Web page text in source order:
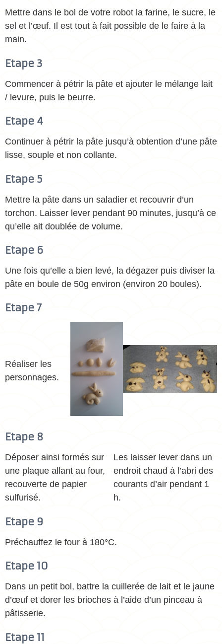
Mettre dans le bol de votre robot la farine, le sucre, le
sel et l’œuf. Il est tout à fait possible de le faire à la
main.
Etape 3
Commencer à pétrir la pâte et ajouter le mélange lait
/ levure, puis le beurre.
Etape 4
Continuer à pétrir la pâte jusqu’à obtention d’une pâte
lisse, souple et non collante.
Etape 5
Mettre la pâte dans un saladier et recouvrir d’un
torchon. Laisser lever pendant 90 minutes, jusqu’à ce
qu’elle ait doublée de volume.
Etape 6
Une fois qu’elle a bien levé, la dégazer puis diviser la
pâte en boule de 50g environ (environ 20 boules).
Etape 7
Réaliser les
personnages.
Etape 8
Déposer ainsi formés sur
une plaque allant au four,
recouverte de papier
sulfurisé.
Les laisser lever dans un
endroit chaud à l’abri des
courants d’air pendant 1
h.
Etape 9
Préchauffez le four à 180°C.
Etape 10
Dans un petit bol, battre la cuillerée de lait et le jaune
d’œuf et dorer les brioches à l’aide d’un pinceau à
pâtisserie.
Etape 11